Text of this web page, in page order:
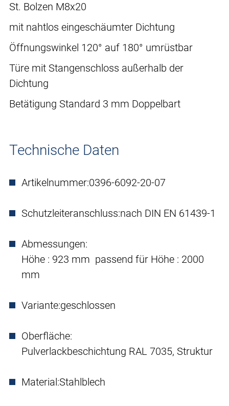
St. Bolzen M8x20
mit nahtlos eingeschäumter Dichtung
Öffnungswinkel 120° auf 180° umrüstbar
Türe mit Stangenschloss außerhalb der
Dichtung
Betätigung Standard 3 mm Doppelbart
Technische Daten
Artikelnummer:0396-6092-20-07
Schutzleiteranschluss:nach DIN EN 61439-1
Abmessungen:
Höhe : 923 mm passend für Höhe : 2000
mm
Variante:geschlossen
Oberfläche:
Pulverlackbeschichtung RAL 7035, Struktur
Material:Stahlblech